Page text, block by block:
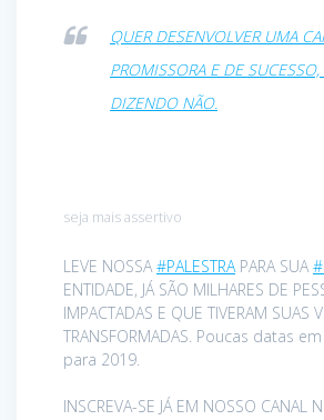
QUER DESENVOLVER UMA
PROMISSORA E DE
DIZENDO NÃO.
seja mais assertivo
LEVE NOSSA#PALESTRAPARA SUA
ENTIDADE, JÁ SÃO MILHARES DE
IMPACTADAS E QUE TIVERAM SUAS
TRANSFORMADAS. Poucas datas
para 2019.
INSCREVA-SE JÁ EM NOSSO CANAL